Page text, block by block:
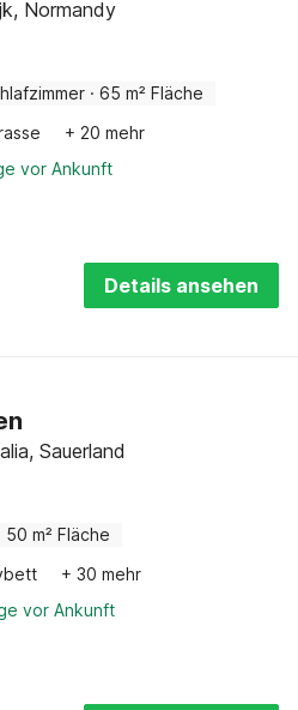
Normandy
· 65 m² Fläche
+ 20 mehr
vor Ankunft
Details ansehen
Sauerland
50 m² Fläche
+ 30 mehr
vor Ankunft